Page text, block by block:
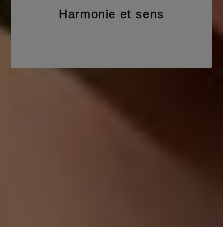
Harmonie et sens